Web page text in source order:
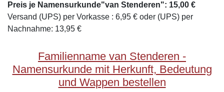
Preis je Namensurkunde"van Stenderen": 15,00 €
Versand (UPS) per Vorkasse : 6,95 € oder (UPS) per
Nachnahme: 13,95 €
Familienname van Stenderen -
Namensurkunde mit Herkunft, Bedeutung
und Wappen bestellen